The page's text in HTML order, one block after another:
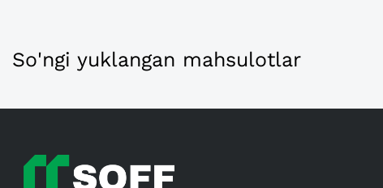
So'ngi yuklangan mahsulotlar